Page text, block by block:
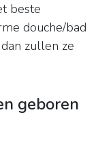
beste
douche/bad
zullen ze
geboren